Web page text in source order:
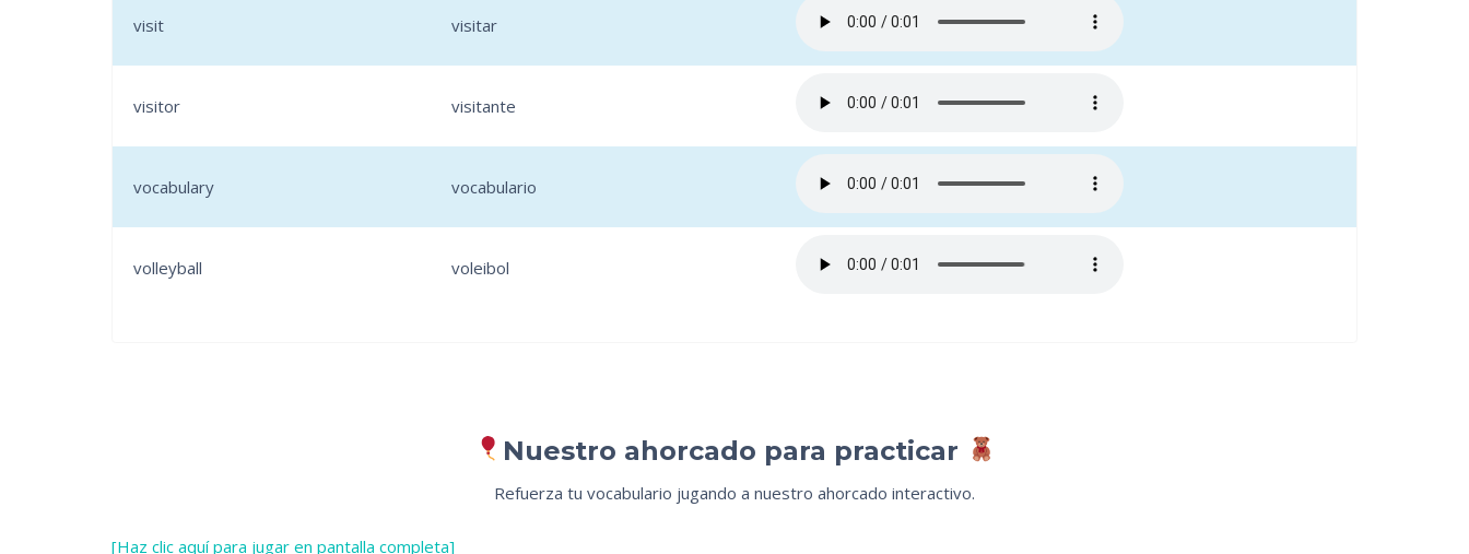
visit visitar
visitor visitante
vocabulary vocabulario
volleyball voleibol
Nuestro ahorcado para practicar
Refuerza tu vocabulario jugando a nuestro ahorcado interactivo.
[Haz clic aquí para jugar en pantalla completa]